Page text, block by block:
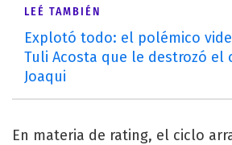
LEÉ TAMBIÉN
Explotó todo: el polémico
Tuli Acosta que le destrozó el
Joaqui
En materia de rating, el ciclo